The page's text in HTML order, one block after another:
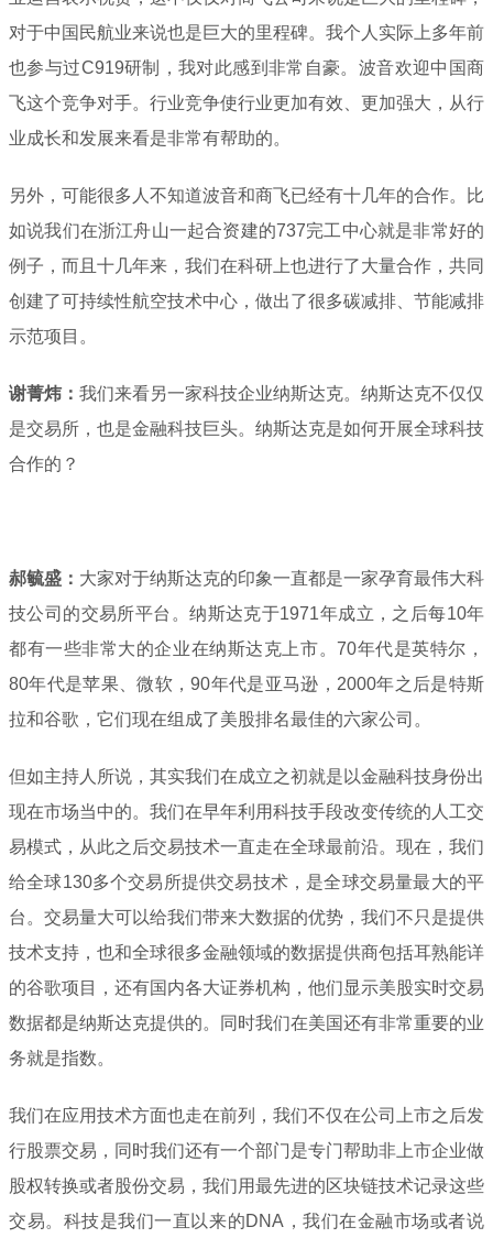
对于中国民航业来说也是巨大的里程碑。我个人实际上多年前
也参与过C919研制，我对此感到非常自豪。波音欢迎中国商
飞这个竞争对手。行业竞争使行业更加有效、更加强大，从行
业成长和发展来看是非常有帮助的。
另外，可能很多人不知道波音和商飞已经有十几年的合作。比
如说我们在浙江舟山一起合资建的737完工中心就是非常好的
例子，而且十几年来，我们在科研上也进行了大量合作，共同
创建了可持续性航空技术中心，做出了很多碳减排、节能减排
示范项目。
谢菁炜： 我们来看另一家科技企业纳斯达克。纳斯达克不仅仅
是交易所，也是金融科技巨头。纳斯达克是如何开展全球科技
合作的？
郝毓盛： 大家对于纳斯达克的印象一直都是一家孕育最伟大科
技公司的交易所平台。纳斯达克于1971年成立，之后每10年
都有一些非常大的企业在纳斯达克上市。70年代是英特尔，
80年代是苹果、微软，90年代是亚马逊，2000年之后是特斯
拉和谷歌，它们现在组成了美股排名最佳的六家公司。
但如主持人所说，其实我们在成立之初就是以金融科技身份出
现在市场当中的。我们在早年利用科技手段改变传统的人工交
易模式，从此之后交易技术一直走在全球最前沿。现在，我们
给全球130多个交易所提供交易技术，是全球交易量最大的平
台。交易量大可以给我们带来大数据的优势，我们不只是提供
技术支持，也和全球很多金融领域的数据提供商包括耳熟能详
的谷歌项目，还有国内各大证券机构，他们显示美股实时交易
数据都是纳斯达克提供的。同时我们在美国还有非常重要的业
务就是指数。
我们在应用技术方面也走在前列，我们不仅在公司上市之后发
行股票交易，同时我们还有一个部门是专门帮助非上市企业做
股权转换或者股份交易，我们用最先进的区块链技术记录这些
交易。科技是我们一直以来的DNA，我们在金融市场或者说